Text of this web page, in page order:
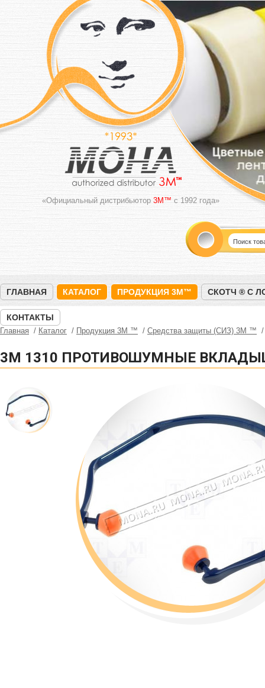
«Официальный дистрибьютор 3M™ с 1992 года»
ГЛАВНАЯ КАТАЛОГ ПРОДУКЦИЯ 3M™ СКОТЧ ® С
КОНТАКТЫ
Главная Каталог Продукция 3M ™ Средства защиты (СИЗ) 3M ™
3M 1310 ПРОТИВОШУМНЫЕ